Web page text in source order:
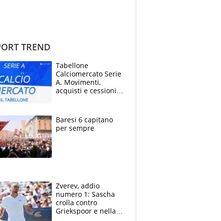
TREND
Tabellone
Calciomercato Serie
A. Movimenti,
acquisti e cessioni:
Baresi 6 capitano
per sempre
Zverev, addio
numero 1: Sascha
crolla contro
Griekspoor e nella